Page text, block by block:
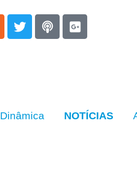
Dinâmica NOTÍCIAS